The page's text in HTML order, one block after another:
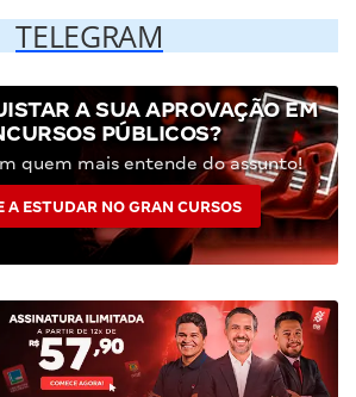
TELEGRAM
A SUA APROVAÇÃO EM
PÚBLICOS?
quem mais entende do assunto!
A ESTUDAR NO GRAN CURSOS